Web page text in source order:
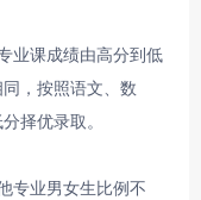
业课成绩由高分到低
，按照语文、数
择优录取。
专业男女生比例不